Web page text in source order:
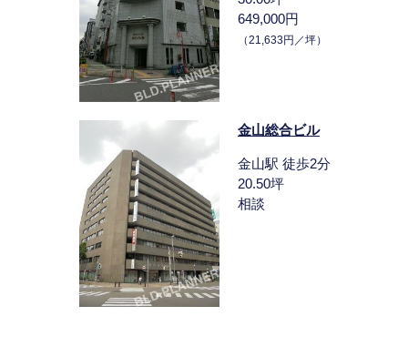
649,000円
（21,633円／坪）
金山総合ビル
金山駅 徒歩2分
20.50坪
相談